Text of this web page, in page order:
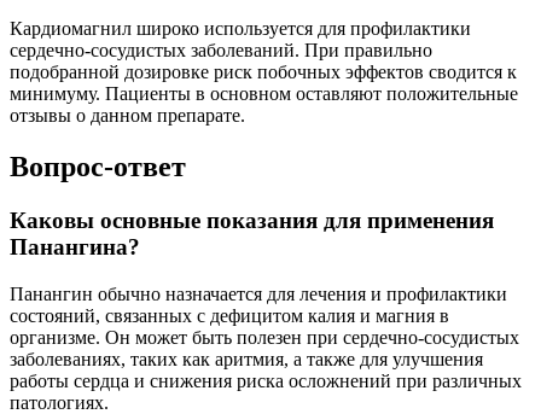
Кардиомагнил широко используется для профилактики
сердечно-сосудистых заболеваний. При правильно
подобранной дозировке риск побочных эффектов сводится к
минимуму. Пациенты в основном оставляют положительные
отзывы о данном препарате.
Вопрос-ответ
Каковы основные показания для применения
Панангина?
Панангин обычно назначается для лечения и профилактики
состояний, связанных с дефицитом калия и магния в
организме. Он может быть полезен при сердечно-сосудистых
заболеваниях, таких как аритмия, а также для улучшения
работы сердца и снижения риска осложнений при различных
патологиях.